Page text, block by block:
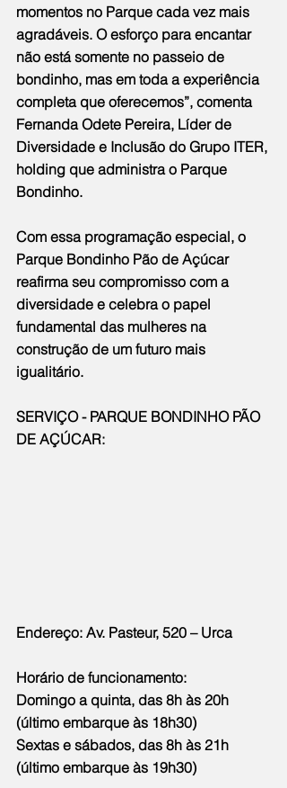
momentos no Parque cada vez mais
agradáveis. O esforço para encantar
não está somente no passeio de
bondinho, mas em toda a experiência
completa que oferecemos”, comenta
Fernanda Odete Pereira, Líder de
Diversidade e Inclusão do Grupo ITER,
holding que administra o Parque
Bondinho.
Com essa programação especial, o
Parque Bondinho Pão de Açúcar
reafirma seu compromisso com a
diversidade e celebra o papel
fundamental das mulheres na
construção de um futuro mais
igualitário.
SERVIÇO - PARQUE BONDINHO PÃO
DE AÇÚCAR:
Endereço: Av. Pasteur, 520 – Urca
Horário de funcionamento:
Domingo a quinta, das 8h às 20h
(último embarque às 18h30)
Sextas e sábados, das 8h às 21h
(último embarque às 19h30)